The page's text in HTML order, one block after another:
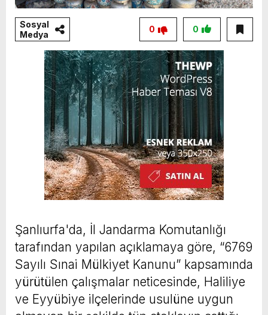
Sosyal
Medya
0
0
Şanlıurfa'da, İl Jandarma Komutanlığı
tarafından yapılan açıklamaya göre, “6769
Sayılı Sınai Mülkiyet Kanunu” kapsamında
yürütülen çalışmalar neticesinde, Haliliye
ve Eyyübiye ilçelerinde usulüne uygun